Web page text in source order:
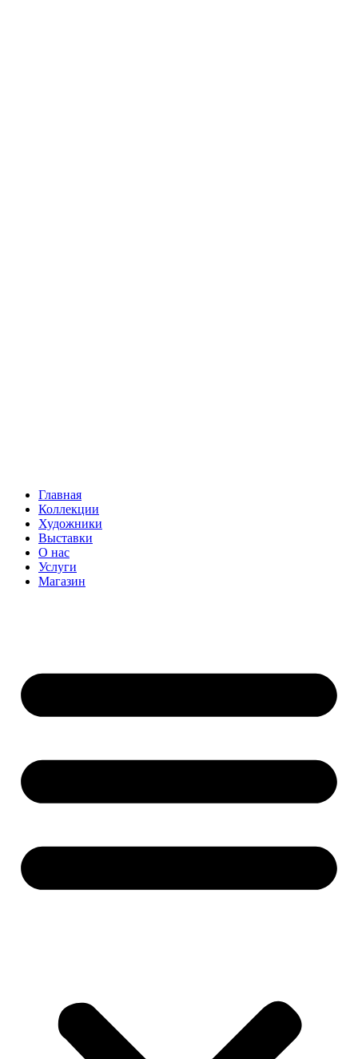
Главная
Коллекции
Художники
Выставки
О нас
Услуги
Магазин